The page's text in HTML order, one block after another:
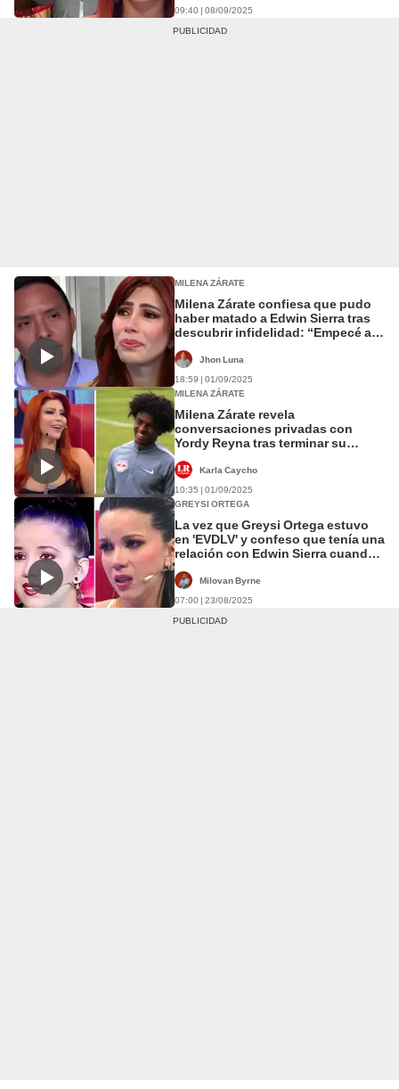
09:40 | 08/09/2025
MILENA ZÁRATE
Milena Zárate confiesa que pudo
haber matado a Edwin Sierra tras
descubrir infidelidad: “Empecé a
Jhon Luna
18:59 | 01/09/2025
MILENA ZÁRATE
Milena Zárate revela
conversaciones privadas con
Yordy Reyna tras terminar su
escribió"
Karla Caycho
10:35 | 01/09/2025
GREYSI ORTEGA
La vez que Greysi Ortega estuvo
en 'EVDLV' y confeso que tenía una
relación con Edwin Sierra cuando
Milovan Byrne
07:00 | 23/08/2025